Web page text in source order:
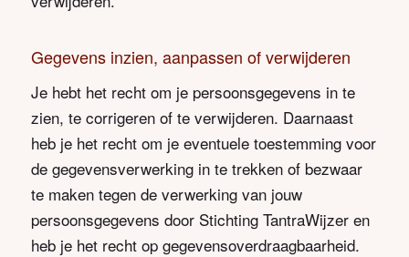
Gegevens inzien, aanpassen of verwijderen
Je hebt het recht om je persoonsgegevens in te
zien, te corrigeren of te verwijderen. Daarnaast
heb je het recht om je eventuele toestemming voor
de gegevensverwerking in te trekken of bezwaar
te maken tegen de verwerking van jouw
persoonsgegevens door Stichting TantraWijzer en
heb je het recht op gegevensoverdraagbaarheid.